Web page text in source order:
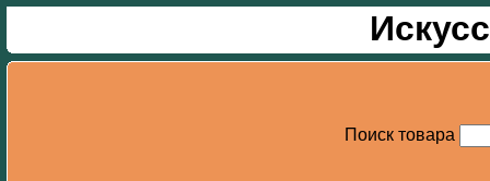
Поиск товара